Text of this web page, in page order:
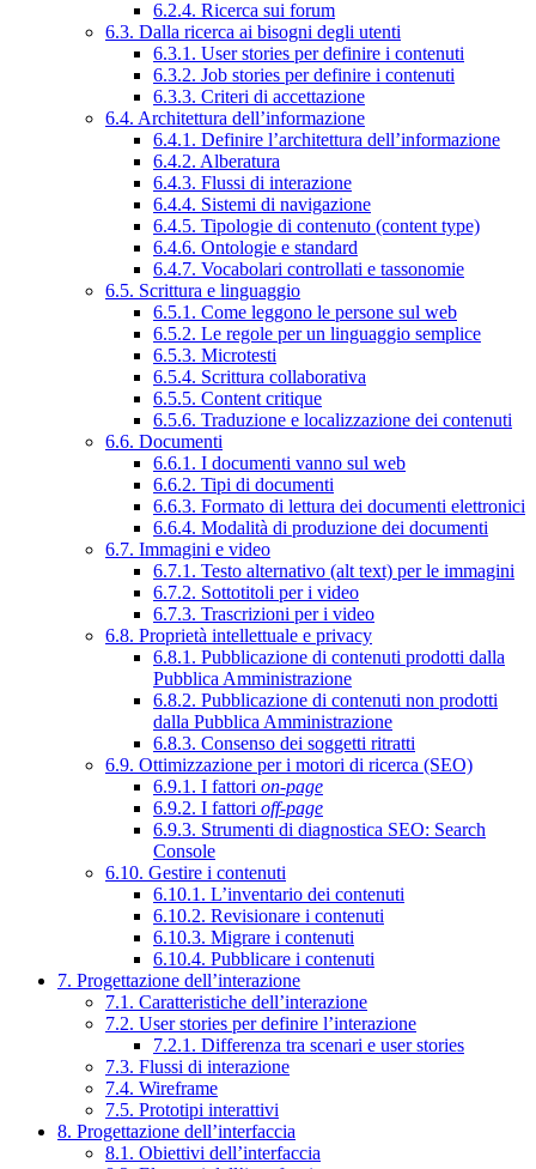
6.2.4. Ricerca sui forum
6.3. Dalla ricerca ai bisogni degli utenti
6.3.1. User stories per definire i contenuti
6.3.2. Job stories per definire i contenuti
6.3.3. Criteri di accettazione
6.4. Architettura dell’informazione
6.4.1. Definire l’architettura dell’informazione
6.4.2. Alberatura
6.4.3. Flussi di interazione
6.4.4. Sistemi di navigazione
6.4.5. Tipologie di contenuto (content type)
6.4.6. Ontologie e standard
6.4.7. Vocabolari controllati e tassonomie
6.5. Scrittura e linguaggio
6.5.1. Come leggono le persone sul web
6.5.2. Le regole per un linguaggio semplice
6.5.3. Microtesti
6.5.4. Scrittura collaborativa
6.5.5. Content critique
6.5.6. Traduzione e localizzazione dei contenuti
6.6. Documenti
6.6.1. I documenti vanno sul web
6.6.2. Tipi di documenti
6.6.3. Formato di lettura dei documenti elettronici
6.6.4. Modalità di produzione dei documenti
6.7. Immagini e video
6.7.1. Testo alternativo (alt text) per le immagini
6.7.2. Sottotitoli per i video
6.7.3. Trascrizioni per i video
6.8. Proprietà intellettuale e privacy
6.8.1. Pubblicazione di contenuti prodotti dalla
Pubblica Amministrazione
6.8.2. Pubblicazione di contenuti non prodotti
dalla Pubblica Amministrazione
6.8.3. Consenso dei soggetti ritratti
6.9. Ottimizzazione per i motori di ricerca (SEO)
6.9.1. I fattori on-page
6.9.2. I fattori off-page
6.9.3. Strumenti di diagnostica SEO: Search
Console
6.10. Gestire i contenuti
6.10.1. L’inventario dei contenuti
6.10.2. Revisionare i contenuti
6.10.3. Migrare i contenuti
6.10.4. Pubblicare i contenuti
7. Progettazione dell’interazione
7.1. Caratteristiche dell’interazione
7.2. User stories per definire l’interazione
7.2.1. Differenza tra scenari e user stories
7.3. Flussi di interazione
7.4. Wireframe
7.5. Prototipi interattivi
8. Progettazione dell’interfaccia
8.1. Obiettivi dell’interfaccia